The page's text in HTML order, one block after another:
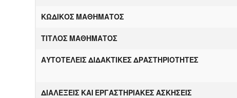
ΚΩΔΙΚΟΣ ΜΑΘΗΜΑΤΟΣ
ΤΙΤΛΟΣ ΜΑΘΗΜΑΤΟΣ
ΑΥΤΟΤΕΛΕΙΣ ΔΙΔΑΚΤΙΚΕΣ ΔΡΑΣΤΗΡΙΟΤΗΤΕΣ
ΔΙΑΛΕΞΕΙΣ ΚΑΙ ΕΡΓΑΣΤΗΡΙΑΚΕΣ ΑΣΚΗΣΕΙΣ